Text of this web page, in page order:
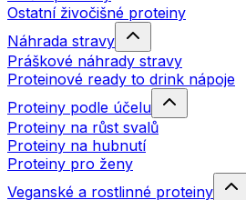
Ostatní živočišné proteiny
Náhrada stravy
Práškové náhrady stravy
Proteinové ready to drink nápoje
Proteiny podle účelu
Proteiny na růst svalů
Proteiny na hubnutí
Proteiny pro ženy
Veganské a rostlinné proteiny